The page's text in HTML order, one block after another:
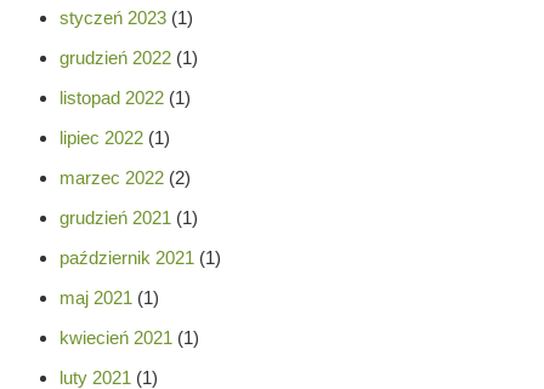
styczeń 2023(1)
grudzień 2022(1)
listopad 2022(1)
lipiec 2022(1)
marzec 2022(2)
grudzień 2021 (1)
październik 2021 (1)
maj 2021 (1)
kwiecień 2021 (1)
luty 2021 (1)